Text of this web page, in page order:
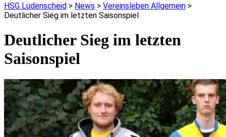
HSG Lüdenscheid > News > Vereinsleben Allgemein >
Deutlicher Sieg im letzten Saisonspiel
Deutlicher Sieg im letzten
Saisonspiel